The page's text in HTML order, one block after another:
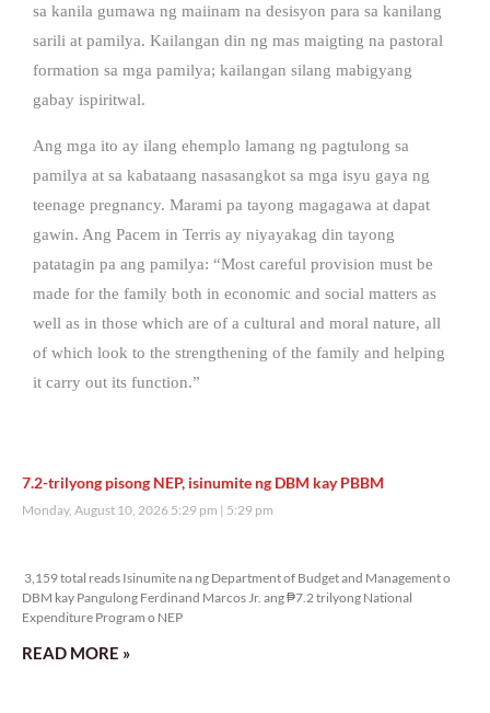
sa kanila gumawa ng maiinam na desisyon para sa kanilang
sarili at pamilya. Kailangan din ng mas maigting na pastoral
formation sa mga pamilya; kailangan silang mabigyang
gabay ispiritwal.
Ang mga ito ay ilang ehemplo lamang ng pagtulong sa
pamilya at sa kabataang nasasangkot sa mga isyu gaya ng
teenage pregnancy. Marami pa tayong magagawa at dapat
gawin. Ang Pacem in Terris ay niyayakag din tayong
patatagin pa ang pamilya: “Most careful provision must be
made for the family both in economic and social matters as
well as in those which are of a cultural and moral nature, all
of which look to the strengthening of the family and helping
it carry out its function.”
7.2-trilyong pisong NEP, isinumite ng DBM kay PBBM
Monday, August 10, 2026 5:29 pm 5:29 pm
3,159 total reads Isinumite na ng Department of Budget and Management o
DBM kay Pangulong Ferdinand Marcos Jr. ang ₱7.2 trilyong National
Expenditure Program o NEP
READ MORE »